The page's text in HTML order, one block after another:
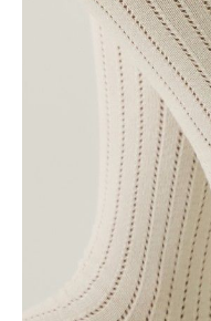
Tabela rozmiarów
+
DODAJ DO
Jak złożyć zamówienie
POWIADOM MNIE O
ПОЛУЧИТЬ ПО